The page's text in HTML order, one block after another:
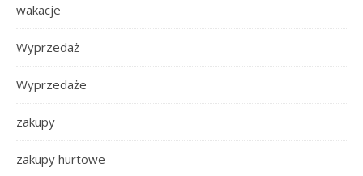
wakacje
Wyprzedaż
Wyprzedaże
zakupy
zakupy hurtowe